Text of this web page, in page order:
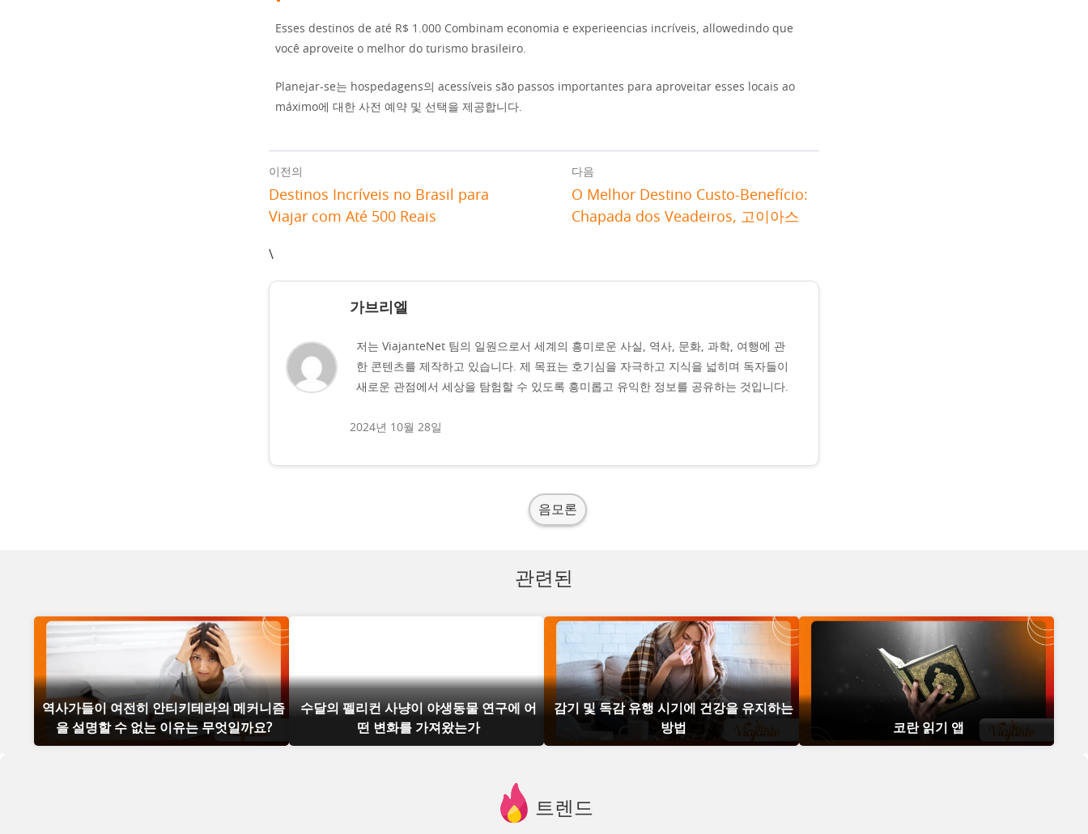
Esses destinos de até R$ 1.000 Combinam economia e experieencias incríveis, allowedindo que
você aproveite o melhor do turismo brasileiro.
Planejar-se는 hospedagens의 acessíveis são passos importantes para aproveitar esses locais ao
máximo에 대한 사전 예약 및 선택을 제공합니다.
이전의
Destinos Incríveis no Brasil para
Viajar com Até 500 Reais
다음
O Melhor Destino Custo-Benefício:
Chapada dos Veadeiros, 고이아스
\
가브리엘
저는 ViajanteNet 팀의 일원으로서 세계의 흥미로운 사실, 역사, 문화, 과학, 여행에 관
한 콘텐츠를 제작하고 있습니다. 제 목표는 호기심을 자극하고 지식을 넓히며 독자들이
새로운 관점에서 세상을 탐험할 수 있도록 흥미롭고 유익한 정보를 공유하는 것입니다.
2024년 10월 28일
음모론
관련된
역사가들이 여전히 안티키테라의 메커니즘
을 설명할 수 없는 이유는 무엇일까요?
수달의 펠리컨 사냥이 야생동물 연구에 어
떤 변화를 가져왔는가
감기 및 독감 유행 시기에 건강을 유지하는
방법
코란 읽기 앱
트렌드